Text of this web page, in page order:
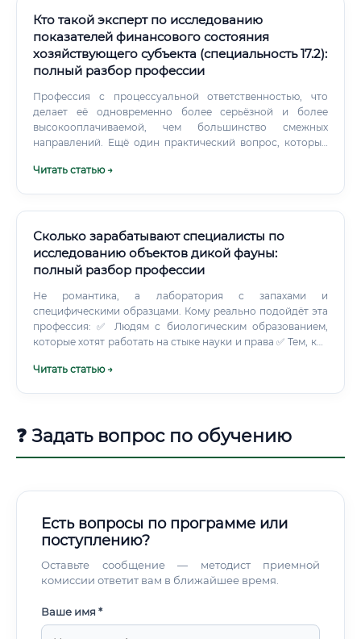
квалификацию и быть включён в соответствующий
реестр или иметь признание суда в качестве эксперта.
Кто такой эксперт по исследованию
показателей финансового состояния
хозяйствующего субъекта (специальность 17.2):
полный разбор профессии
Профессия с процессуальной ответственностью, что
делает её одновременно более серьёзной и более
высокооплачиваемой, чем большинство смежных
направлений. Ещё один практический вопрос, который
сообществах: сколько дел реально ведёт один эксперт
Читать статью →
Сколько зарабатывают специалисты по
исследованию объектов дикой фауны:
полный разбор профессии
Не романтика, а лаборатория с запахами и
специфическими образцами. Кому реально подойдёт эта
профессия: ✅ Людям с биологическим образованием,
которые хотят работать на стыке науки и права ✅ Тем, кто
исчезают ✅ Людям с аналитическим складом ума,
под давлением — суд требует точности ⚠️ Если вы
ожидаете романтику «Дискавери» и путешествия по
Читать статью →
❓ Задать вопрос по обучению
Есть вопросы по программе или
поступлению?
Оставьте сообщение — методист приемной
комиссии ответит вам в ближайшее время.
Ваше имя *